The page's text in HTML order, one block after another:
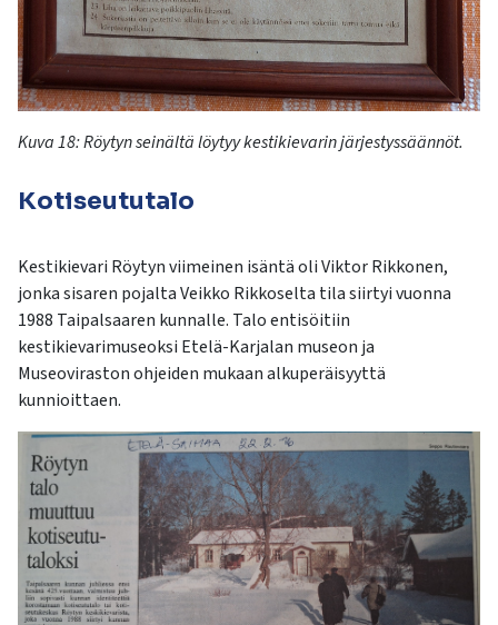
Kuva 18:Röytynseinältä löytyy kestikievarin järjestyssäännöt.
Kotiseututalo
Kestikievari Röytynviimeinen isäntä oli Viktor Rikkonen,
jonka sisaren pojalta Veikko Rikkoselta tila siirtyi vuonna
1988 Taipalsaaren kunnalle. Talo entisöitiin
kestikievarimuseoksi Etelä-Karjalan museon ja
Museoviraston ohjeiden mukaan alkuperäisyyttä
kunnioittaen.